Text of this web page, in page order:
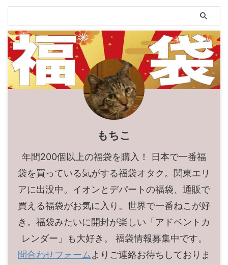
もちこ
年間200個以上の福袋を購入！ 日本で一番福
袋を買っている気がする福袋オタク。関東エリ
アに出没中。イオンとデパートの福袋、通販で
買える福袋がお気に入り。世界で一番ねこが好
き。福袋みたいに開封が楽しい「アドベントカ
レンダー」も大好き。 福袋情報募集中です。
問合わせフォームよりご連絡お待ちしておりま